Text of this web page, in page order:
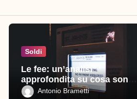
Soldi
Le fee: un’analisi
approfondita su cosa sono e
perché sono importanti
Antonio Brametti